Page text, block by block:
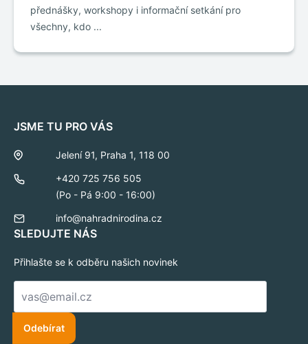
přednášky, workshopy i informační setkání pro
všechny, kdo ...
JSME TU PRO VÁS
Jelení 91, Praha 1, 118 00
+420 725 756 505
(Po - Pá 9:00 - 16:00)
info@nahradnirodina.cz
SLEDUJTE NÁS
Přihlašte se k odběru našich novinek
E-
mail
Odebírat